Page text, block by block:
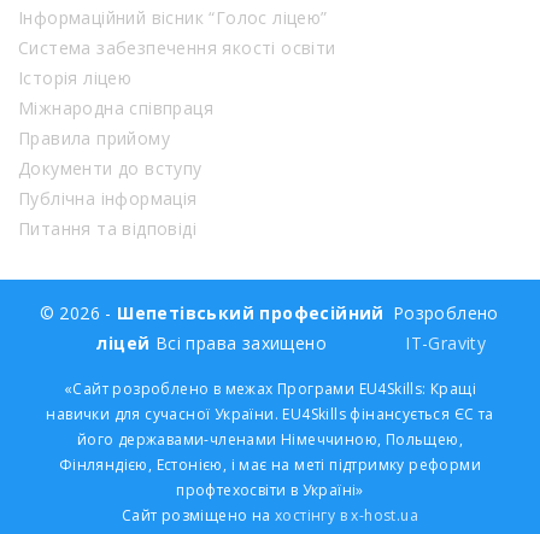
Інформаційний вісник “Голос ліцею”
Система забезпечення якості освіти
Історія ліцею
Міжнародна співпраця
Правила прийому
Документи до вступу
Публічна інформація
Питання та відповіді
© 2026 - Шепетівський професійний
ліцей Всі права захищено
Розроблено
IT-Gravity
«Сайт розроблено в межах Програми EU4Skills: Кращі
навички для сучасної України. EU4Skills фінансується ЄС та
його державами-членами Німеччиною, Польщею,
Фінляндією, Естонією, і має на меті підтримку реформи
профтехосвіти в Україні»
Сайт розміщено нахостінгу в x-host.ua